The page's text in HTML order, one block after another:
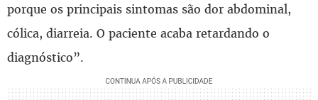
porque os principais sintomas são dor abdominal,
cólica, diarreia. O paciente acaba retardando o
diagnóstico”.